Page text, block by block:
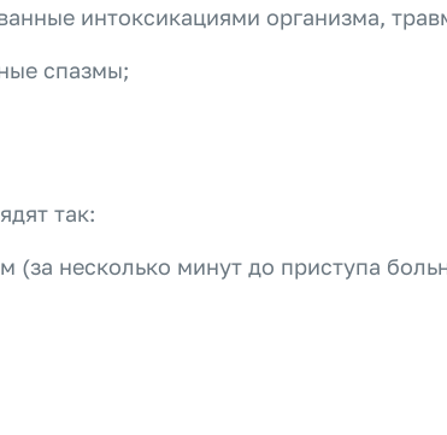
интоксикациями организма,
спазмы;
так:
(за несколько минут до приступа